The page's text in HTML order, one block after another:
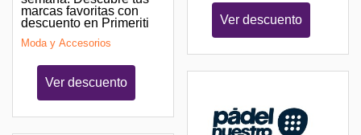
marcas favoritas con
descuento en Primeriti
Moda y Accesorios
Ver descuento
Ver descuento